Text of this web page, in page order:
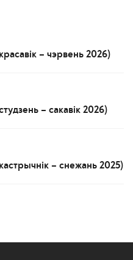
– чэрвень 2026)
– сакавік 2026)
– снежань 2025)